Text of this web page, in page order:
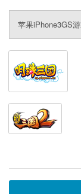
苹果iPhone3GS